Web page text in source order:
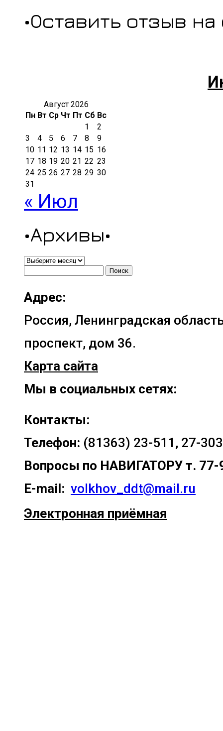
•Оставить отзыв на
Август 2026
Пн Вт Ср Чт Пт Сб Вс
1
2
3
4 5 6 7 8
9
10 11 12 13 14 15 16
17 18 19 20 21 22 23
24 25 26 27 28 29 30
31
« Июл
•Архивы•
•Архивы•
Адрес:
Россия, Ленинградская
проспект, дом 36.
Карта сайта
Мы в социальных сетях:
Контакты:
Телефон: (81363) 23-511, 27-303
Вопросы по НАВИГАТОРУ т. 77-
E-mail: volkhov_ddt@mail.ru
Электронная приёмная